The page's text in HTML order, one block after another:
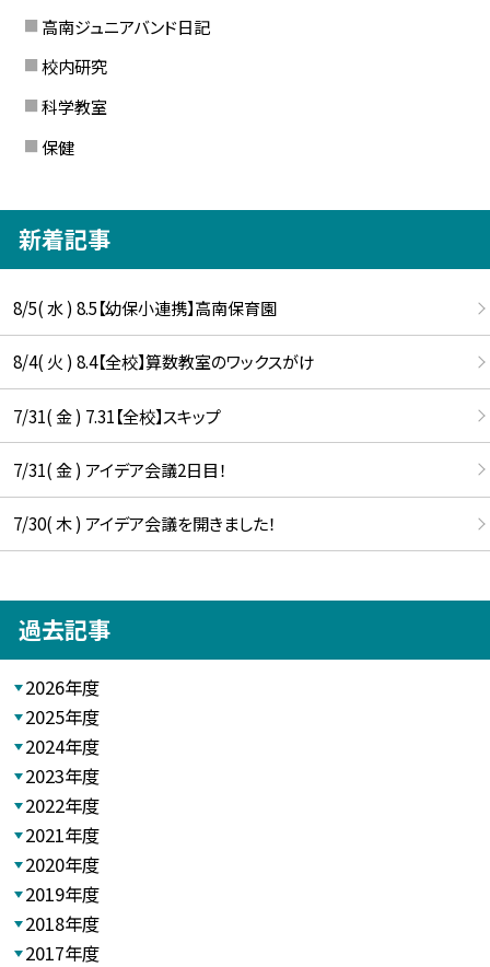
高南ジュニアバンド日記
校内研究
科学教室
保健
新着記事
8/5( 水 ) 8.5【幼保小連携】高南保育園
8/4( 火 ) 8.4【全校】算数教室のワックスがけ
7/31( 金 ) 7.31【全校】スキップ
7/31( 金 ) アイデア会議2日目！
7/30( 木 ) アイデア会議を開きました！
過去記事
2026年度
2025年度
2024年度
2023年度
2022年度
2021年度
2020年度
2019年度
2018年度
2017年度